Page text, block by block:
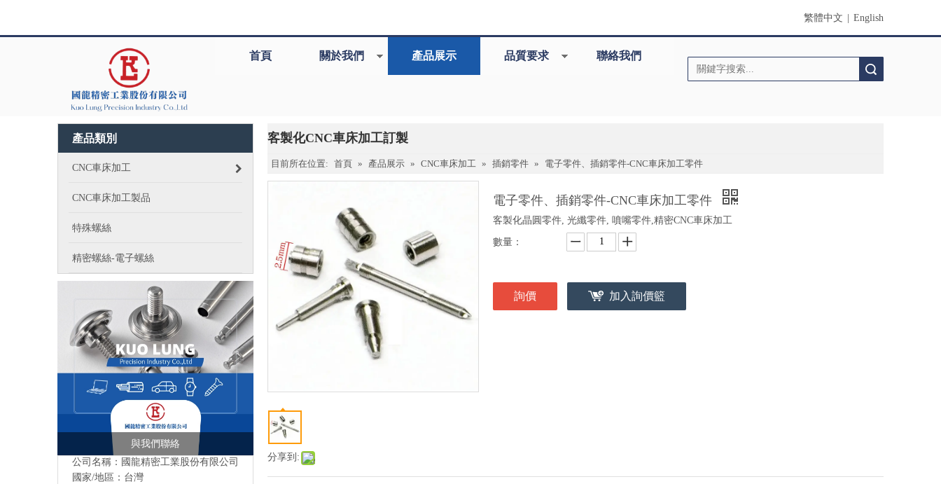
繁體中文 English
首頁 關於我們 產品展示 品質要求 聯絡我們
產品類別
CNC車床加工
CNC車床加工製品
特殊螺絲
精密螺絲-電子螺絲
與我們聯絡
公司名稱：國龍精密工業股份有限公司
國家/地區：台灣
客製化CNC車床加工訂製
目前所在位置: 首頁 » 產品展示 » CNC車床加工 » 插銷零件 » 電子零件、插銷零件-CNC車床加工零件
分享到:
電子零件、插銷零件-CNC車床加工零件
客製化晶圓零件, 光纖零件, 噴嘴零件,精密CNC車床加工
數量：
詢價 加入詢價籃